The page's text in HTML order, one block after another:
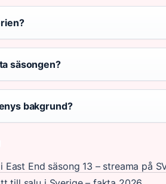
säsongen?
bakgrund?
East End säsong 13 – streama på